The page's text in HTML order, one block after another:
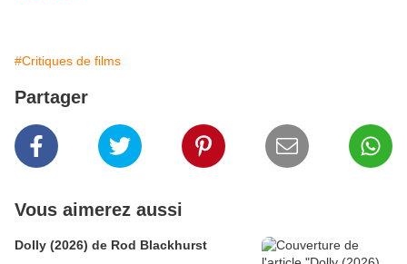
#Critiques de films
Partager
Vous aimerez aussi
Dolly (2026) de Rod Blackhurst